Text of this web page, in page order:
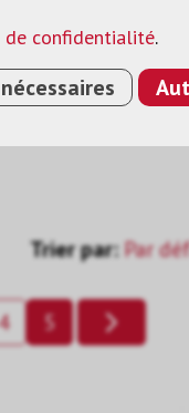
Trier par:Par
5
confidentialité.